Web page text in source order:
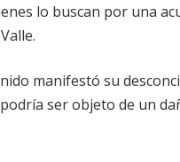
lo buscan por una
manifestó su
ser objeto de un